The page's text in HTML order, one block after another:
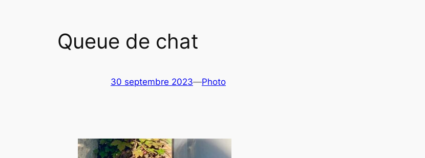
Queue de chat
30 septembre 2023—Photo